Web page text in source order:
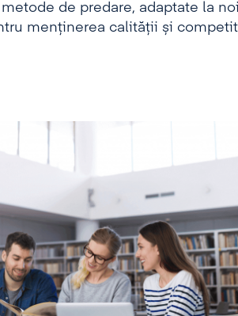
de predare, adaptate la
menținerea calității și